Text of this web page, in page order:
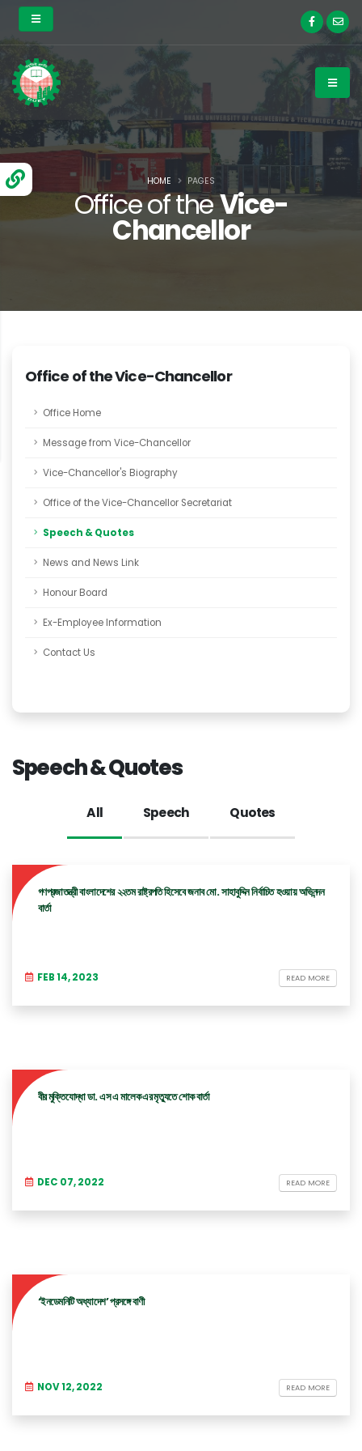
Office of theVice-
Chancellor
HOME PAGES
Office of the Vice-Chancellor
Office Home
Message from Vice-Chancellor
Vice-Chancellor's Biography
Office of the Vice-Chancellor Secretariat
Speech & Quotes
News and News Link
Honour Board
Ex-Employee Information
Contact Us
Speech & Quotes
All Speech Quotes
গণপ্রজাতন্ত্রী বাংলাদেশের ২২তম রাষ্ট্রপতি হিসেবে জনাব মো. সাহাবুদ্দিন নির্বাচিত হওয়ায় অভিনন্দন
বার্তা
FEB 14, 2023 READ MORE
বীর মুক্তিযোদ্ধা ডা. এস এ মালেক এর মৃত্যুতে শোক বার্তা
DEC 07, 2022 READ MORE
‘ইনডেমনিটি অধ্যাদেশ’ প্রসঙ্গে বাণী
NOV 12, 2022 READ MORE